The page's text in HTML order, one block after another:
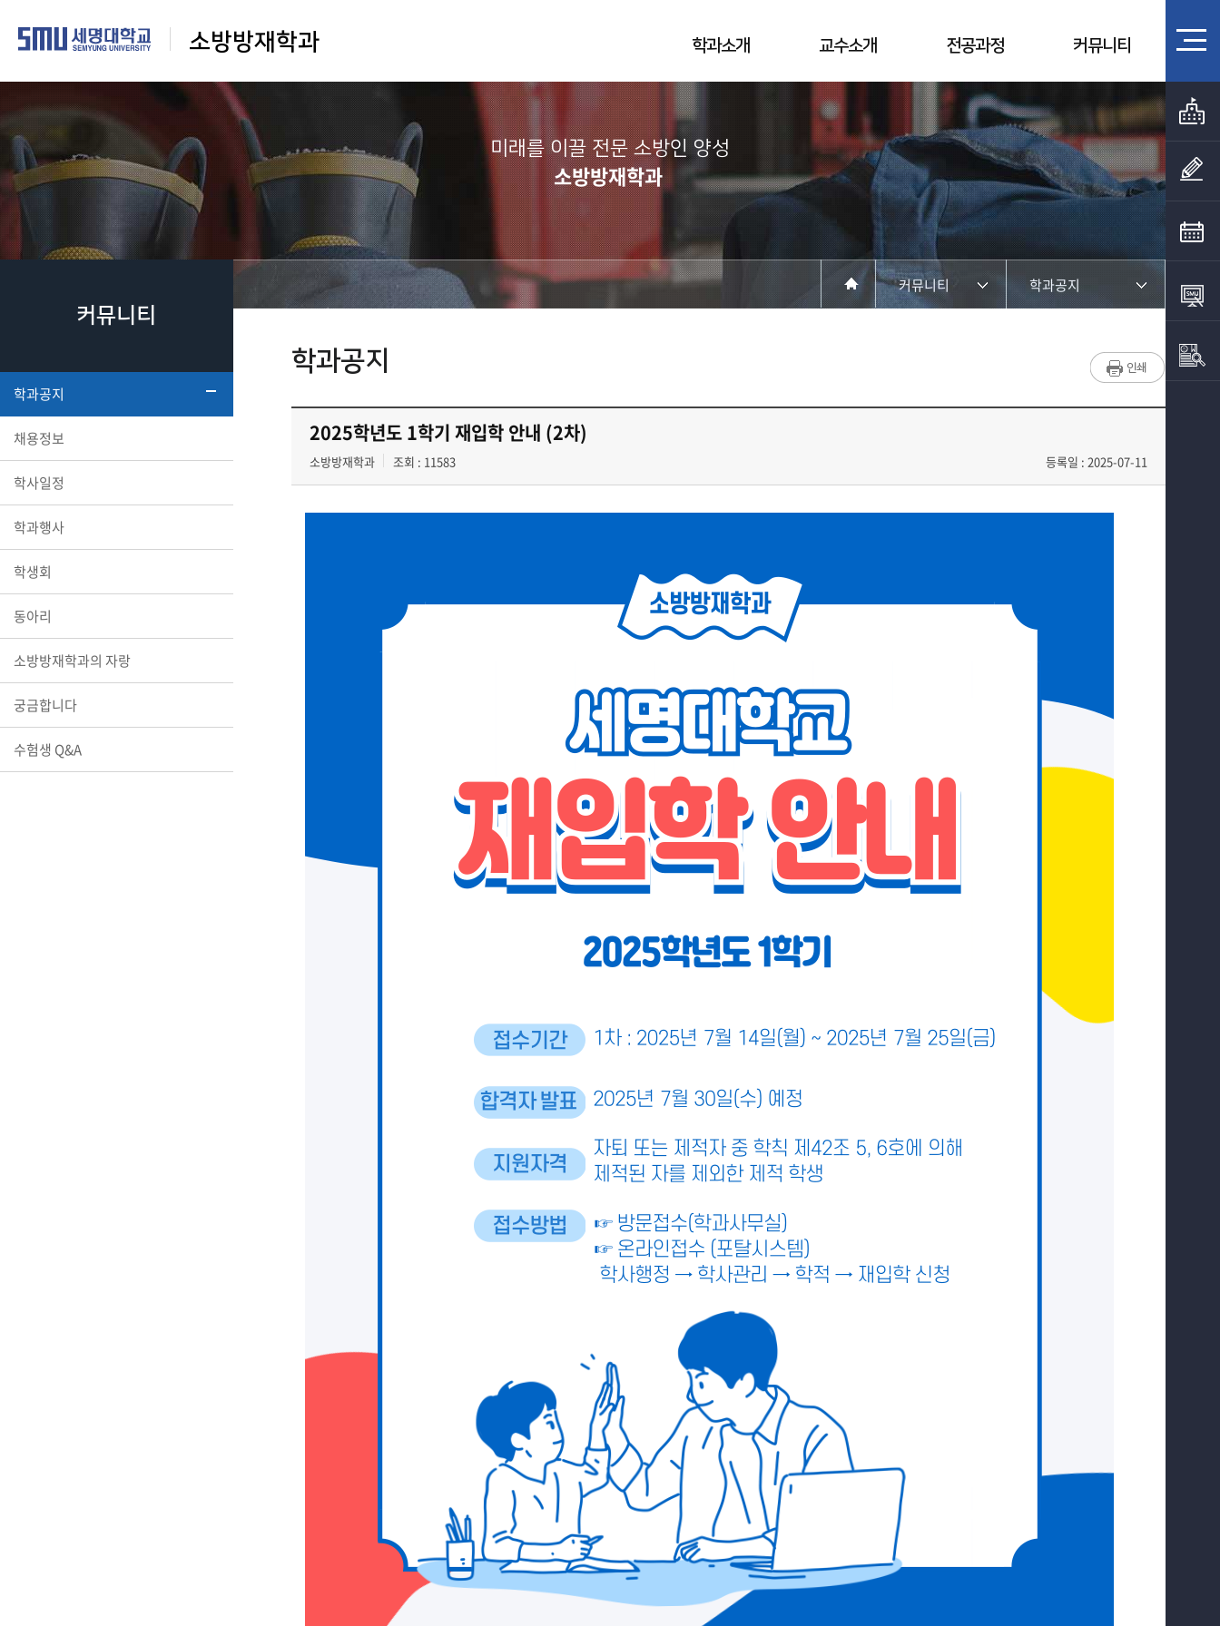
소방방재학과 학과소개 교수소개 전공과정 커뮤니티
미래를 이끌 전문 소방인 양성
소방방재학과
커뮤니티
학과공지
채용정보
학사일정
학과행사
학생회
동아리
소방방재학과의 자랑
궁금합니다
수험생 Q&A
커뮤니티
전공과정
학과공지
학사일정
학과행사
궁금합니다
학과공지
2025학년도 1학기 재입학 안내 (2차)
소방방재학과 조회 : 11583 등록일 : 2025-07-11